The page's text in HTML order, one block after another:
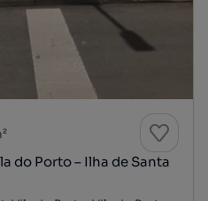
do Porto – Ilha de Santa